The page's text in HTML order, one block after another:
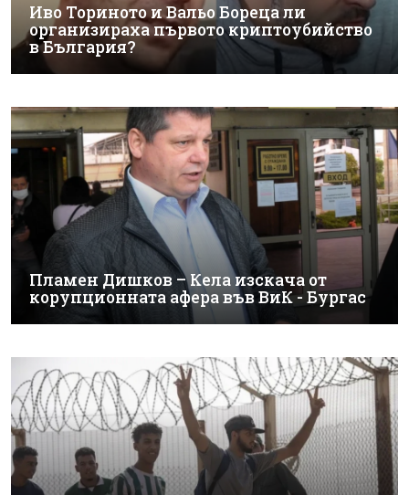
Иво Ториното и Вальо Бореца ли
организираха първото криптоубийство
в България?
Пламен Дишков – Кела изскача от
корупционната афера във ВиК - Бургас